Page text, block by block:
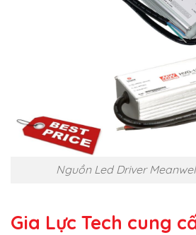
Nguồn Led Driver
Gia Lực Tech cung